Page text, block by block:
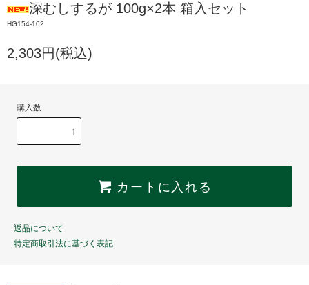
深むしするが 100g×2本 箱入セット
HG154-102
2,303円(税込)
購入数
カートに入れる
返品について
特定商取引法に基づく表記